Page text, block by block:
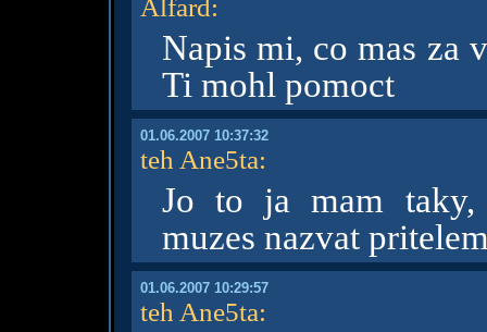
Alfard:
Napis mi, co mas za
Ti mohl pomoct
01.06.2007 10:37:32
teh Ane5ta:
Jo to ja mam taky,
muzes nazvat
01.06.2007 10:29:57
teh Ane5ta: